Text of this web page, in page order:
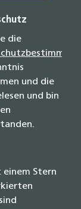
die
und die
und bin
einem Stern